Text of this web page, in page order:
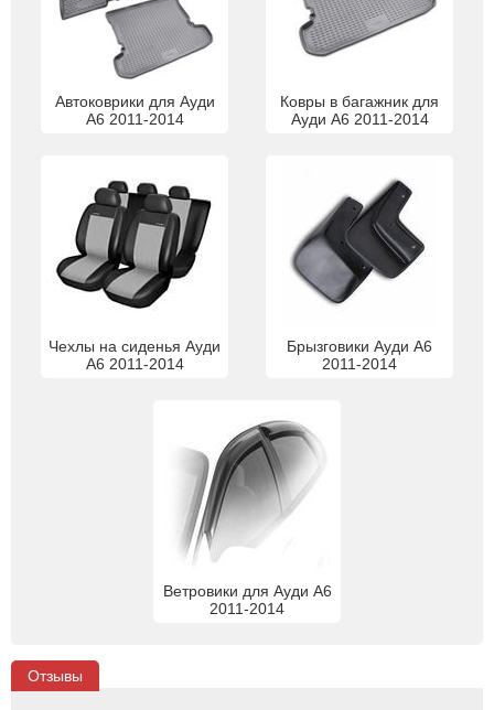
Автоковрики для Ауди
А6 2011-2014
Ковры в багажник для
Ауди А6 2011-2014
Чехлы на сиденья Ауди
А6 2011-2014
Брызговики Ауди А6
2011-2014
Ветровики для Ауди А6
2011-2014
Отзывы